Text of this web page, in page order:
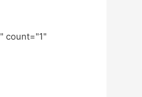
" count="1"